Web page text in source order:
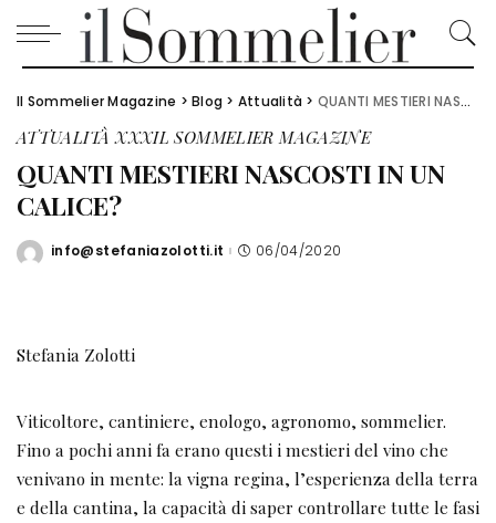
Il Sommelier Magazine >Blog > Attualità > QUANTI MESTIERI NASCOSTI IN UN CALICE?
ATTUALITÀ XXXIL SOMMELIER MAGAZINE
QUANTI MESTIERI NASCOSTI IN UN
CALICE?
Posted
info@stefaniazolotti.it 06/04/2020
Stefania Zolotti
Viticoltore, cantiniere, enologo, agronomo, sommelier.
Fino a pochi anni fa erano questi i mestieri del vino che
venivano in mente: la vigna regina, l’esperienza della terra
e della cantina, la capacità di saper controllare tutte le fasi